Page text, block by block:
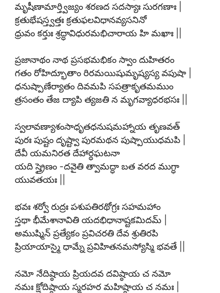
మృషీణామార్త్విజ్యం శరణద సదస్యాః సురగణాః |
క్రతుభేషస్త్వత్తః క్రతుఫలవిధానవ్యసనినో
ధ్రువం కర్తుః శ్రద్ధావిధురమభిచారాయ హి మఖాః ||
ప్రజానాథం నాథ ప్రసభమభికం స్వాం దుహితరం
గతం రోహిద్భూతాం రిరమయిషుమృష్యస్య వపుషా |
ధనుష్పాణేర్యాతం దివమపి సపత్రాకృతమముం
త్రసంతం తేజ ద్యాపి త్యజతి న మృగవ్యాధరభసః ||
స్వలావణ్యాశంసాధృతధనుషమహ్నాయ తృణవత్
పురః పుష్టం దృష్ట్వా పురమథన పుష్పాయుధమపి |
దేవీ యమనిరత దేహార్ధఘటనా
యది స్త్రైణం -దవైతి త్వామద్ధా బత వరద ముగ్ధా
యువతయః ||
భవః శర్వో రుద్రః పశుపతిరథోగ్రః సహమహాం
స్తథా భీమేశానావితి యదభిధానాష్టకమిదమ్ |
అముష్మిన్ ప్రత్యేకం ప్రవిచరతి దేవ శ్రుతిరపి
ప్రియాయాస్మై ధామ్నే ప్రవిహితనమస్యోస్మి భవతే ||
నమో నేదిష్ఠాయ ప్రియదవ దవిష్ఠాయ చ నమో
నమః క్షోదిష్ఠాయ స్మరహర మహిష్ఠాయ చ నమః |